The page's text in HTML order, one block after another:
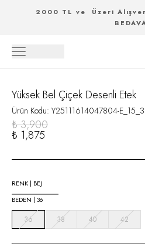
2000 TL ve Üzeri
Yüksek Bel Çiçek Desenli Etek
Ürün Kodu: Y25111614047804-
₺ 3,900
₺ 1,875
RENK | BEJ
BEDEN | 36
36 38 40 42